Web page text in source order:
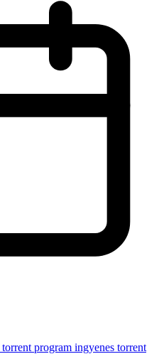
torrent program ingyenes torrent